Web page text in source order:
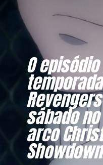
O
sábado
arco